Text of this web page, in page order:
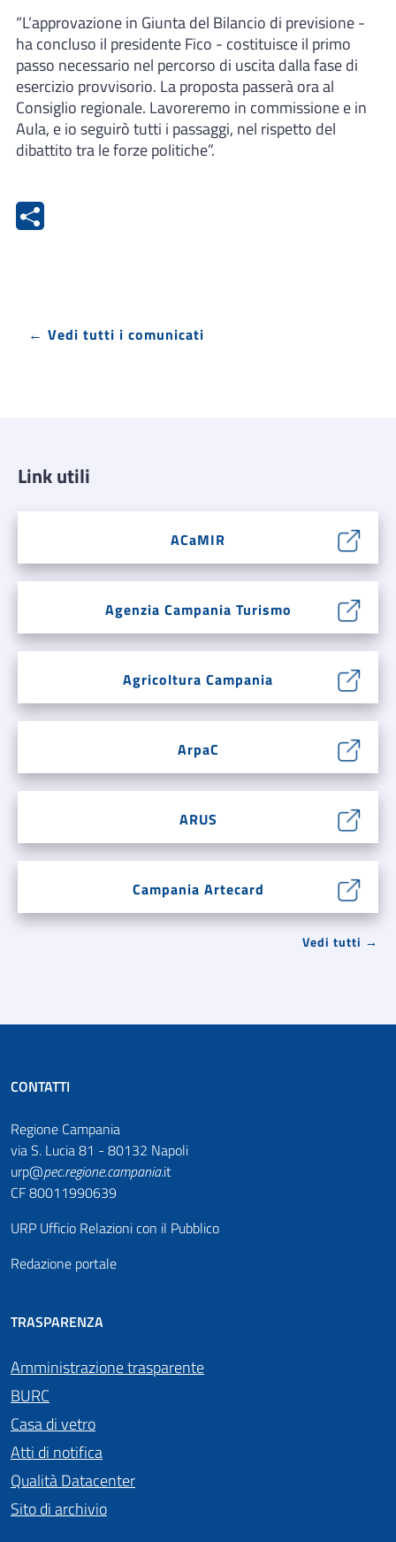
“L’approvazione in Giunta del Bilancio di previsione -
ha concluso il presidente Fico - costituisce il primo
passo necessario nel percorso di uscita dalla fase di
esercizio provvisorio. La proposta passerà ora al
Consiglio regionale. Lavoreremo in commissione e in
Aula, e io seguirò tutti i passaggi, nel rispetto del
dibattito tra le forze politiche”.
← Vedi tutti i comunicati
Link utili
ACaMIR
Agenzia Campania Turismo
Agricoltura Campania
ArpaC
ARUS
Campania Artecard
Vedi tutti →
CONTATTI
Regione Campania
via S. Lucia 81 - 80132 Napoli
urp@pec.regione.campania.it
CF 80011990639
URP Ufficio Relazioni con il Pubblico
Redazione portale
TRASPARENZA
Amministrazione trasparente
BURC
Casa di vetro
Atti di notifica
Qualità Datacenter
Sito di archivio